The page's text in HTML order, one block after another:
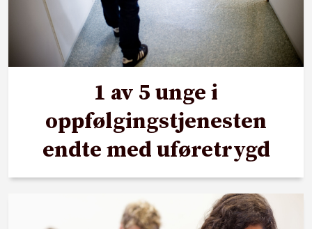
1 av 5 unge i
oppfølgingstjenesten
endte med uføretrygd